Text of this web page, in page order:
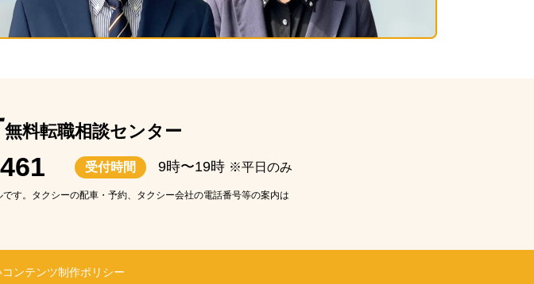
無料転職相談センター
受付時間 9時〜19時 ※平日のみ
す。タクシーの配車・予約、タクシー会社の電話番号等の案内は
コンテンツ制作ポリシー